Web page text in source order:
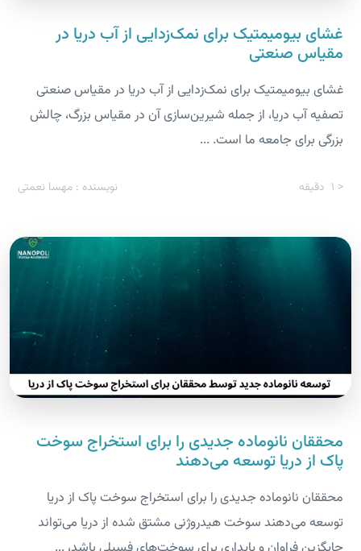
غشای بیومیمتیک برای نمک‌زدایی از آب دریا در
مقیاس صنعتی
غشای بیومیمتیک برای نمک‌زدایی از آب دریا در مقیاس صنعتی
تصفیه آب دریا، از جمله شیرین‌سازی آن در مقیاس بزرگ، چالش
بزرگی برای جامعه ما است. ...
< 1 دقیقه نویسنده : مهسا نعمتی
محققان نانوماده جدیدی را برای استخراج سوخت
پاک از دریا توسعه می‌دهند
محققان نانوماده جدیدی را برای استخراج سوخت پاک از دریا
توسعه می‌دهند سوخت هیدروژنی مشتق شده از دریا می‌تواند